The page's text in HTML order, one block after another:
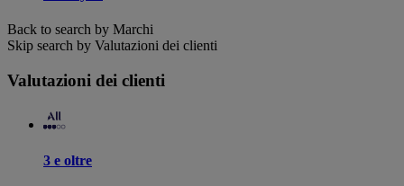
Back to search by Marchi
Skip search by Valutazioni dei clienti
Valutazioni dei clienti
3 e oltre